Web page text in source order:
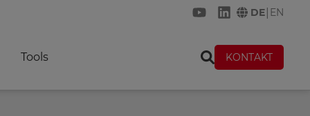
KREMER auf
KREMER auf
DE EN
Tools KONTAKT